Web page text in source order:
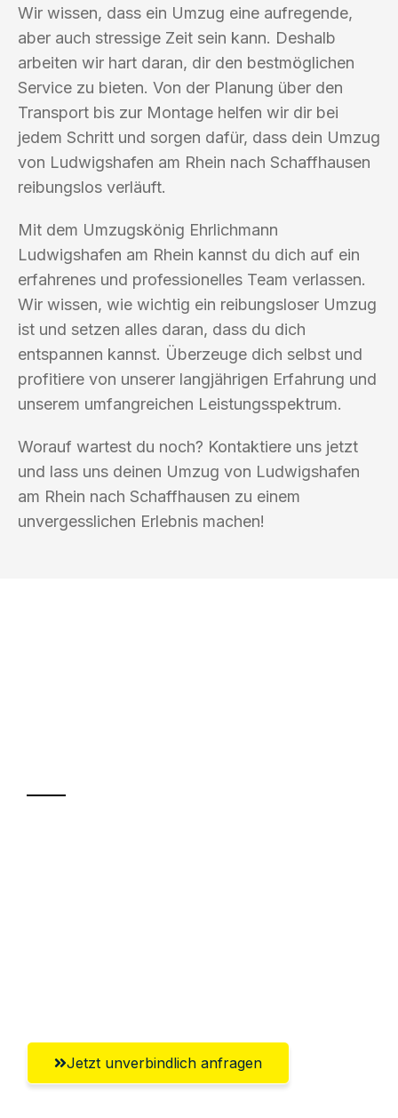
Wir wissen, dass ein Umzug eine aufregende,
aber auch stressige Zeit sein kann. Deshalb
arbeiten wir hart daran, dir den bestmöglichen
Service zu bieten. Von der Planung über den
Transport bis zur Montage helfen wir dir bei
jedem Schritt und sorgen dafür, dass dein Umzug
von Ludwigshafen am Rhein nach Schaffhausen
reibungslos verläuft.
Mit dem Umzugskönig Ehrlichmann
Ludwigshafen am Rhein kannst du dich auf ein
erfahrenes und professionelles Team verlassen.
Wir wissen, wie wichtig ein reibungsloser Umzug
ist und setzen alles daran, dass du dich
entspannen kannst. Überzeuge dich selbst und
profitiere von unserer langjährigen Erfahrung und
unserem umfangreichen Leistungsspektrum.
Worauf wartest du noch? Kontaktiere uns jetzt
und lass uns deinen Umzug von Ludwigshafen
am Rhein nach Schaffhausen zu einem
unvergesslichen Erlebnis machen!
Jetzt unverbindlich anfragen